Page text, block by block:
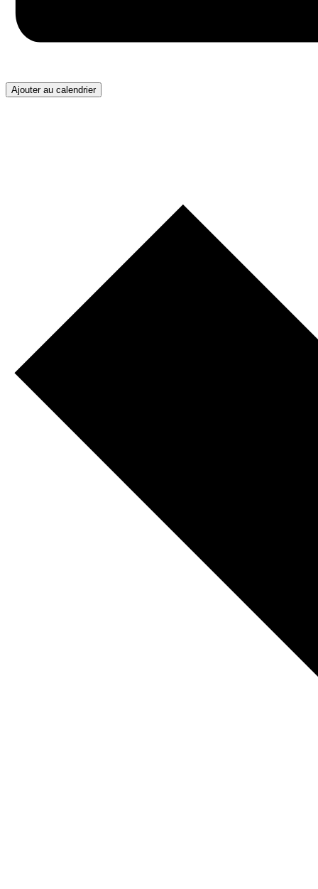
Ajouter au calendrier